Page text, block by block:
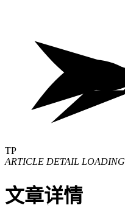
TP
ARTICLE DETAIL LOADING
文章详情